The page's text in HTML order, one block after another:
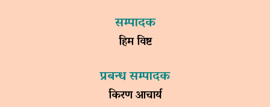
सम्पादक
हिम विष्ट
प्रबन्ध सम्पादक
किरण आचार्य